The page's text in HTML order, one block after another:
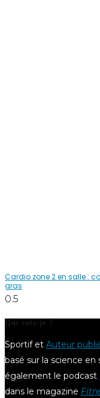
Cardio zone 2 en salle :
gras
Qui suis-je ?
Sportif et Auteur
basé sur la science
également le podcast
dans le magazine